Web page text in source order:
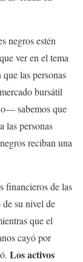
negros estén
ver en el tema
las personas
bursátil
sabemos que
las personas
reciban una
financieros de las
su nivel de
que el
cayó por
Los activos